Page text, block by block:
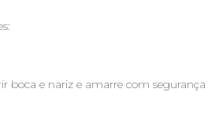
boca e nariz e amarre com segurança